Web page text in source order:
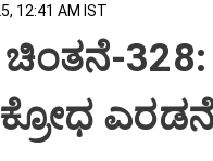
12:41 AM IST
ಚಿಂತನೆ-